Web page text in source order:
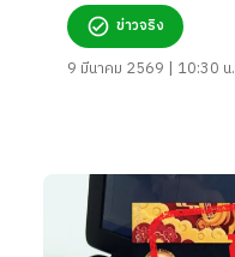
ข่าวจริง
9 มีนาคม 2569 | 10:30 น.